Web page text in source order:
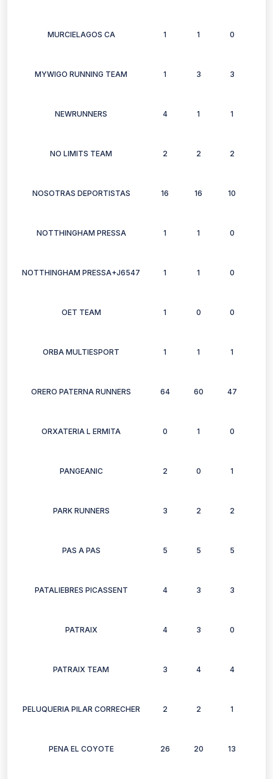
MURCIELAGOS CA 1 1 0
MYWIGO RUNNING TEAM 1 3 3
NEWRUNNERS 4 1 1
NO LIMITS TEAM 2 2 2
NOSOTRAS DEPORTISTAS 16 16 10
NOTTHINGHAM PRESSA 1 1 0
NOTTHINGHAM PRESSA+J6547 1 1 0
OET TEAM 1 0 0
ORBA MULTIESPORT 1 1 1
ORERO PATERNA RUNNERS 64 60 47
ORXATERIA L ERMITA 0 1 0
PANGEANIC 2 0 1
PARK RUNNERS 3 2 2
PAS A PAS 5 5 5
PATALIEBRES PICASSENT 4 3 3
PATRAIX 4 3 0
PATRAIX TEAM 3 4 4
PELUQUERIA PILAR CORRECHER 2 2 1
PENA EL COYOTE 26 20 13